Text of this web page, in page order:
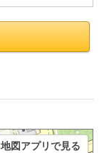
地図アプリで見る